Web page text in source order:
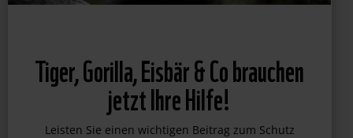
Tiger, Gorilla, Eisbär & Co brauchen
jetzt Ihre Hilfe!
Leisten Sie einen wichtigen Beitrag zum Schutz